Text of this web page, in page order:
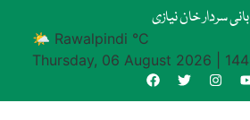
بانی سردار خان نیازی
🌤 Rawalpindi °C
Thursday, 06 August 2026